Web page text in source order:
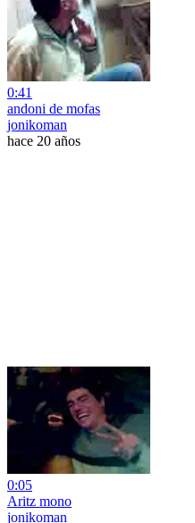
0:41
andoni de mofas
jonikoman
hace 20 años
0:05
Aritz mono
jonikoman